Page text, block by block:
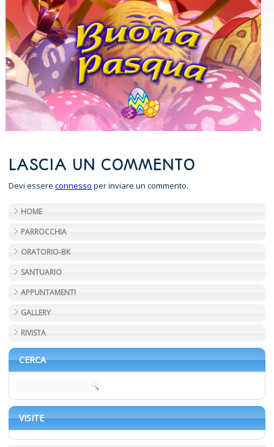
LASCIA UN COMMENTO
Devi essereconnesso per inviare un commento.
HOME
PARROCCHIA
ORATORIO-BK
SANTUARIO
APPUNTAMENTI
GALLERY
RIVISTA
CERCA
VISITE